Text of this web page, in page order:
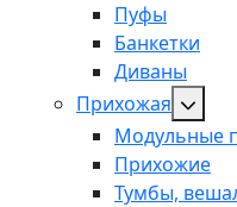
Пуфы
Банкетки
Диваны
Прихожая
Модульные
Прихожие
Тумбы,